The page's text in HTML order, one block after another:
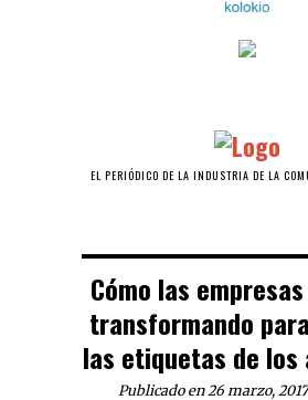
EL PERIÓDICO DE LA INDUSTRIA DE LA
Cómo las
transformando
las etiquetas de los
Publicado en 26 marzo, 2017